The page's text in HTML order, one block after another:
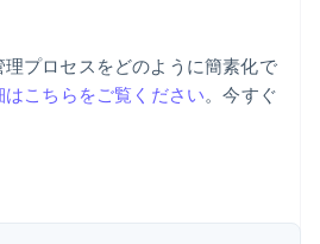
プロセスをどのように簡素化で
はこちらをご覧ください。今すぐ